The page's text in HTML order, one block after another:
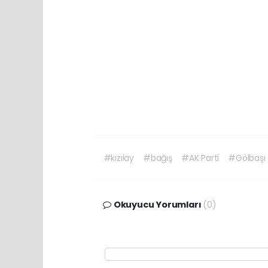
#kızılay #bağış #AK Parti #Gölbaşı
Okuyucu Yorumları (0)